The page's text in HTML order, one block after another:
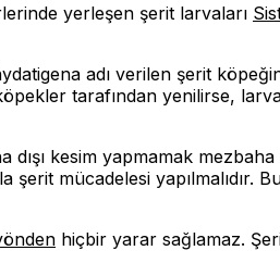
yerleşen şerit larvaları
adı verilen şerit
tarafından yenilirse,
kesim yapmamak
mücadelesi
hiçbir yarar sağlamaz.